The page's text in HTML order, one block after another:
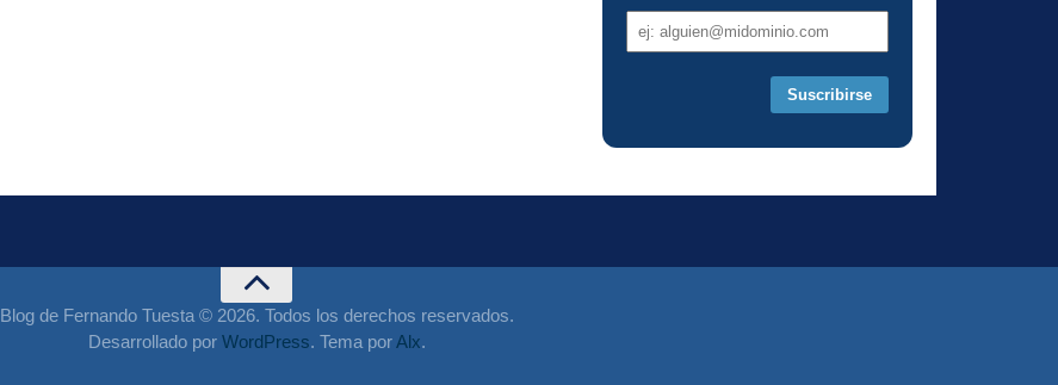
de
Blog de Fernando Tuesta © 2026. Todos los derechos reservados.
Desarrollado por WordPress. Tema porAlx.